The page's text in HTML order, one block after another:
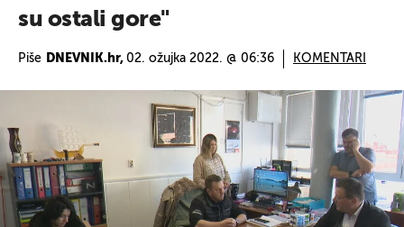
su ostali gore"
Piše DNEVNIK.hr, 02. ožujka 2022. @ 06:36 KOMENTARI